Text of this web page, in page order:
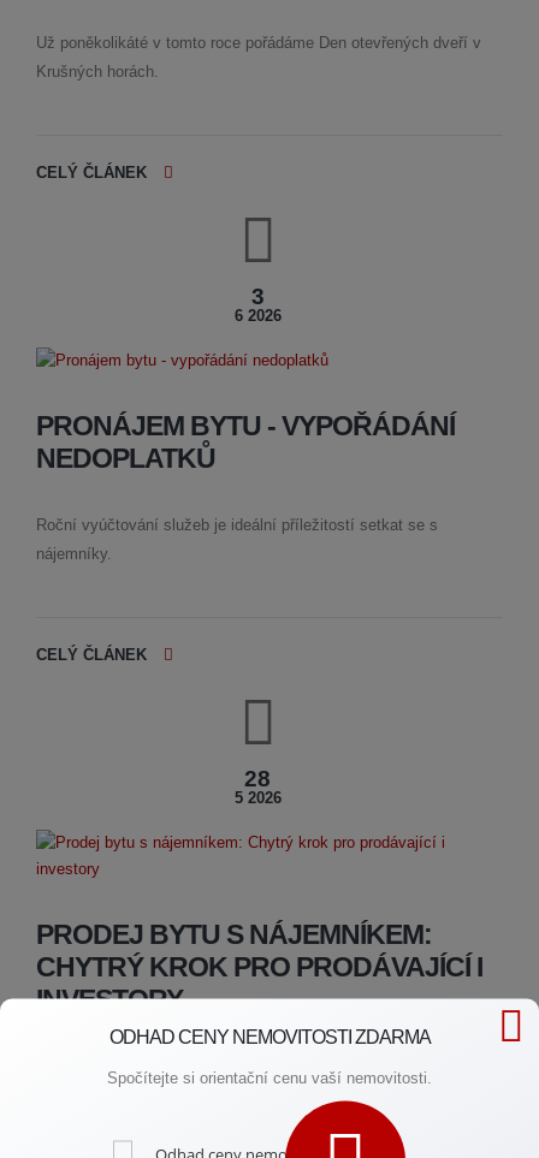
Už poněkolikáté v tomto roce pořádáme Den otevřených dveří v
Krušných horách.
CELÝ ČLÁNEK
3
6 2026
PRONÁJEM BYTU - VYPOŘÁDÁNÍ
NEDOPLATKŮ
Roční vyúčtování služeb je ideální příležitostí setkat se s
nájemníky.
CELÝ ČLÁNEK
28
5 2026
PRODEJ BYTU S NÁJEMNÍKEM:
CHYTRÝ KROK PRO PRODÁVAJÍCÍ I
INVESTORY
je často velkou výhodou. Pro investory to znamená okamžitý
příjem a bezstarostný start. Zjistěte, jak prodat byt s nájemníkem
ODHAD CENY NEMOVITOSTI ZDARMA
Spočítejte si orientační cenu vaší nemovitosti.